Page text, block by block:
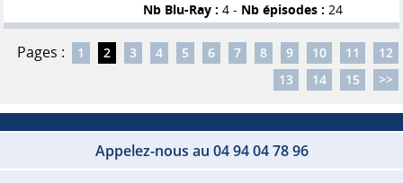
Nb Blu-Ray : 4 - Nb épisodes : 24
Pages : 1 2 3 4 5 6 7 8 9 10 11
12
13
14 15 >>
Appelez-nous au 04 94 04 78 96